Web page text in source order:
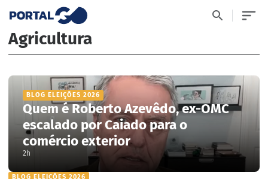
Agricultura
BLOG ELEIÇÕES 2026
Quem é Roberto Azevêdo, ex-OMC
escalado por Caiado para o
comércio exterior
2h
BLOG ELEIÇÕES 2026